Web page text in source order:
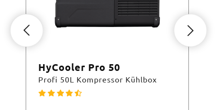
HyCooler Pro 50
Profi 50L Kompressor Kühlbox